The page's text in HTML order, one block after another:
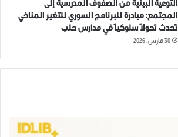
التوعية البيئية من الصفوف المدرسية إلى
المجتمع: مبادرة للبرنامج السوري للتغير المناخي
تُحدث تحولاً سلوكياً في مدارس حلب
30 مارس، 2026